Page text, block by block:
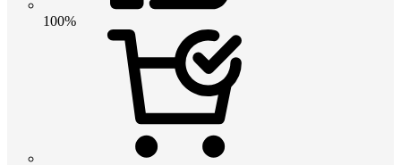
100%